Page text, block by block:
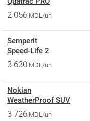
2 056 MDL/un
Semperit
Speed-Life 2
3 630 MDL/un
Nokian
WeatherProof SUV
3 726 MDL/un